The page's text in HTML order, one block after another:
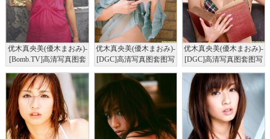
优木真央美(優木まおみ)-
[Bomb.TV]高清写真图套
优木真央美(優木まおみ)-
[DGC]高清写真图套图写
优木真央美(優木まおみ)-
[DGC]高清写真图套图写